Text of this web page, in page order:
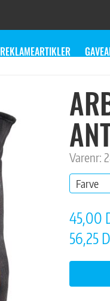
REKLAMEARTIKLER
Varenr:
Farve
45,00
56,25